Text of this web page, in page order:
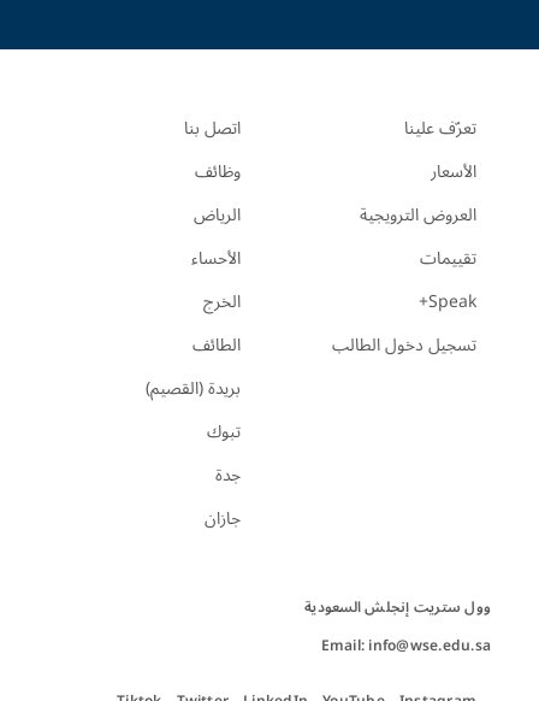
تعرّف علينا
الأسعار
العروض الترويجية
تقييمات
Speak+
تسجيل دخول الطالب
اتصل بنا
وظائف
الرياض
الأحساء
الخرج
الطائف
بريدة (القصيم)
تبوك
جدة
جازان
وول ستريت إنجلش السعودية
Email: info@wse.edu.sa